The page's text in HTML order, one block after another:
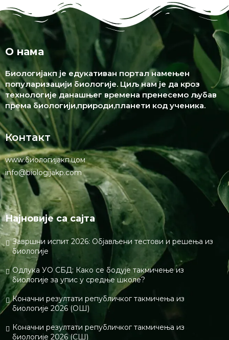
О нама
Биологијакп је едукативан портал намењен
популаризацији биологије. Циљ нам је да кроз
технологије данашњег времена пренесемо љубав
према биологији,природи,планети код ученика.
Контакт
www.биологијакп.цом
info@biologijakp.com
Најновије са сајта
Завршни испит 2026: Објављени тестови и решења из
биологије
Одлука УО СБД: Како се бодује такмичење из
биологије за упис у средње школе?
Коначни резултати републичког такмичења из
биологије 2026 (ОШ)
Коначни резултати републичког такмичења из
биологије 2026 (СШ)